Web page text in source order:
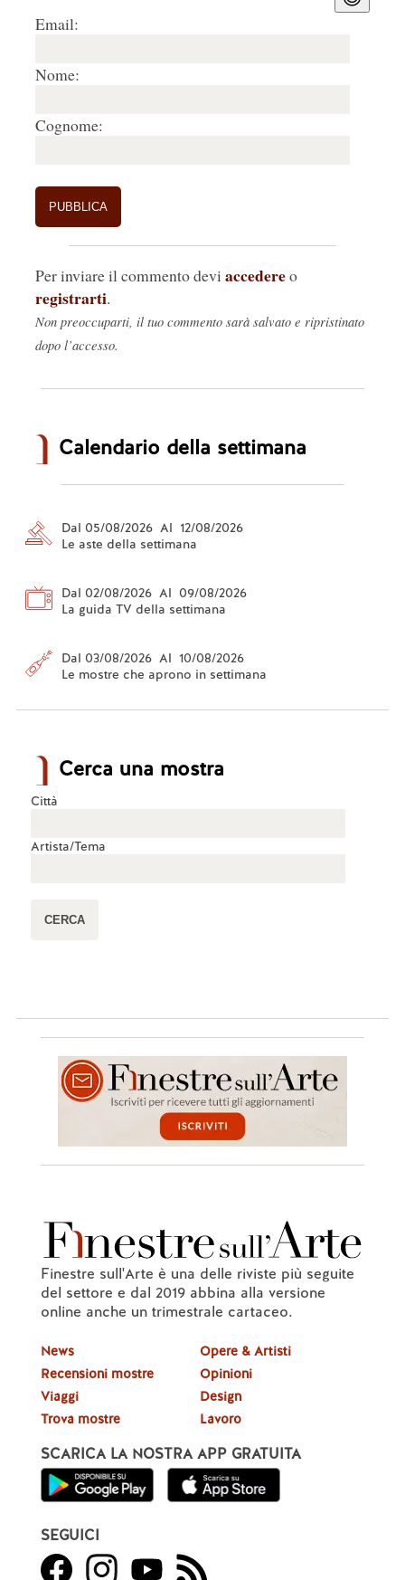
Email:
Nome:
Cognome:
Per inviare il commento devi accedereo
registrarti.
Non preoccuparti, il tuo commento sarà salvato e ripristinato
dopo l’accesso.
Calendario della settimana
Dal 05/08/2026 Al 12/08/2026
Le aste della settimana
Dal 02/08/2026 Al 09/08/2026
La guida TV della settimana
Dal 03/08/2026 Al 10/08/2026
Le mostre che aprono in settimana
Cerca una mostra
Città
Artista/Tema
Finestre sull'Arte è una delle riviste più seguite
del settore e dal 2019 abbina alla versione
online anche un trimestrale cartaceo.
News
Recensioni mostre
Viaggi
Trova mostre
Opere & Artisti
Opinioni
Design
Lavoro
SCARICA LA NOSTRA APP GRATUITA
SEGUICI